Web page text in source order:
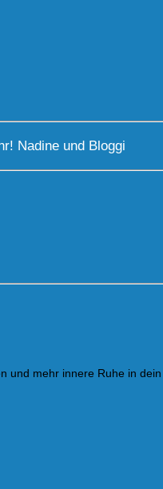
Nadine und Bloggi
und mehr innere Ruhe in